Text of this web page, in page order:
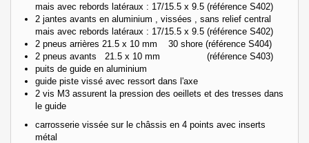
mais avec rebords latéraux : 17/15.5 x 9.5 (référence S402)
2 jantes avants en aluminium , vissées , sans relief central
mais avec rebords latéraux : 17/15.5 x 9.5 (référence S402)
2 pneus arrières 21.5 x 10 mm 30 shore (référence S404)
2 pneus avants 21.5 x 10 mm (référence S403)
puits de guide en aluminium
guide piste vissé avec ressort dans l'axe
2 vis M3 assurent la pression des oeillets et des tresses dans
le guide
carrosserie vissée sur le châssis en 4 points avec inserts
métal